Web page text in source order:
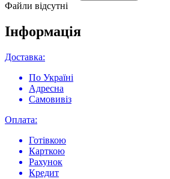
Файли відсутні
Інформація
Доставка:
По Україні
Адресна
Самовивіз
Оплата:
Готівкою
Карткою
Рахунок
Кредит